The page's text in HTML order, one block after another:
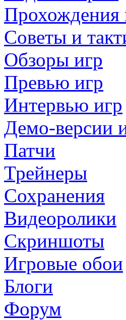
Прохождения
Советы и
Обзоры игр
Превью игр
Интервью игр
Демо-версии
Патчи
Трейнеры
Сохранения
Видеоролики
Скриншоты
Игровые обои
Блоги
Форум